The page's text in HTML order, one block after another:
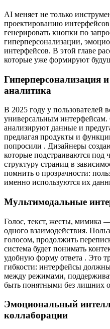
AI меняет не только
проектированию
генерировать кнопки по
гиперперсонализации,
интерфейсов. В этой главе
которые уже формируют
Гиперперсонализация
аналитика
В 2025 году у пользователей
универсальным
анализируют данные и
предлагая продукты и
попросили . Дизайнеры
которые подстраиваются под
структуру страниц в
помнить о прозрачности:
именно используются их
Мультимодальные
Голос, текст, жесты, мимика
одного взаимодействия.
голосом, продолжить
система будет понимать
удобную форму ответа . Это
гибкости: интерфейсы
между режимами,
быть понятными без лишних
Эмоциональный
коллаборации